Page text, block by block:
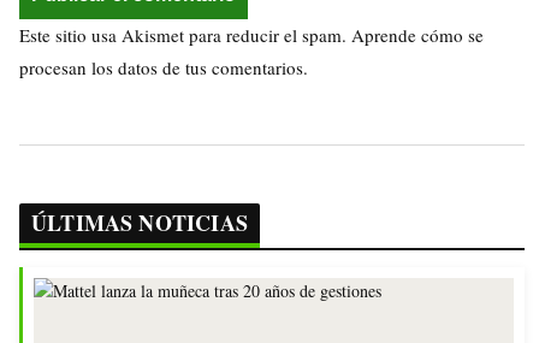
Este sitio usa Akismet para reducir el spam. Aprende cómo se
procesan los datos de tus comentarios.
ÚLTIMAS NOTICIAS